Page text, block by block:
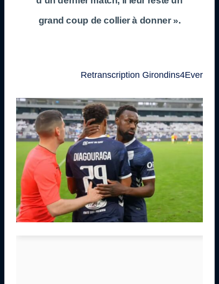
grand coup de collier à donner ».
Retranscription Girondins4Ever